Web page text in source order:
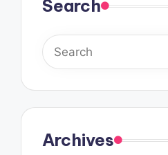
Search
Archives